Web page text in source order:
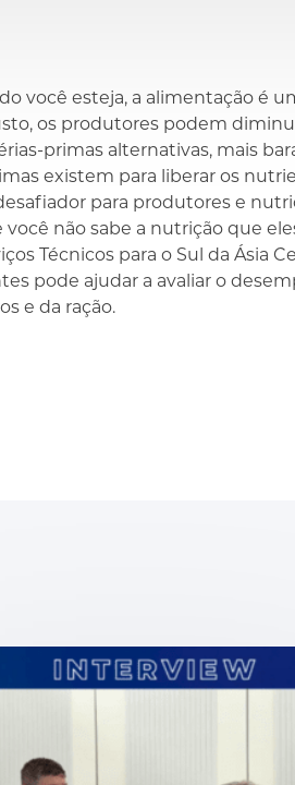
você esteja, a alimentação é
os produtores podem
primas alternativas, mais
existem para liberar os
para produtores e
você não sabe a nutrição que
Técnicos para o Sul da Ásia
pode ajudar a avaliar o
e da ração.